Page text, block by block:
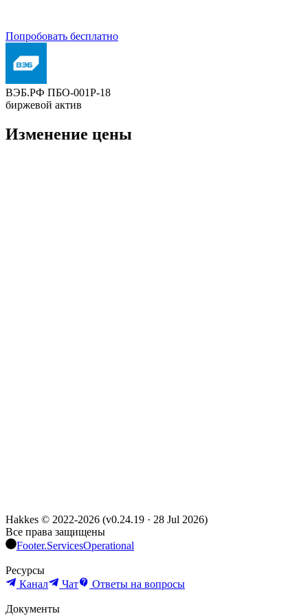
Попробовать бесплатно
ВЭБ.РФ ПБО-001P-18
биржевой актив
Изменение цены
Hakkes © 2022-2026 (v0.24.19 · 28 Jul 2026)
Все права защищены
Footer.ServicesOperational
Ресурсы
Канал
Чат Ответы на вопросы
Документы